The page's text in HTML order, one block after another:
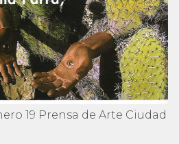
19 Prensa de Arte Ciudad